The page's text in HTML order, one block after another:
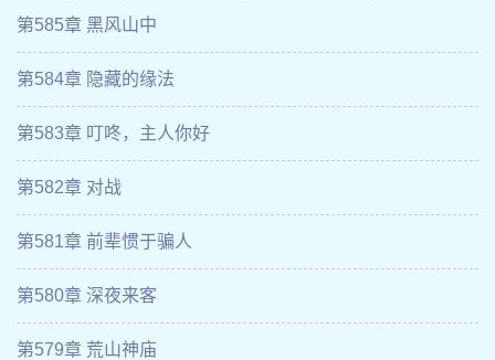
第585章 黑风山中
第584章 隐藏的缘法
第583章 叮咚，主人你好
第582章 对战
第581章 前辈惯于骗人
第580章 深夜来客
第579章 荒山神庙